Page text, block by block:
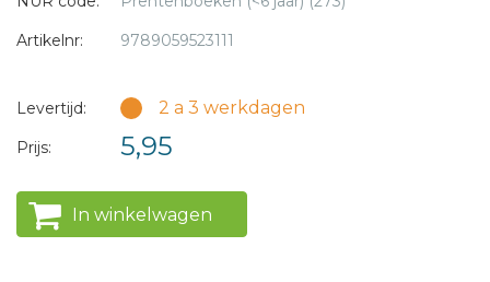
Artikelnr:
9789059523111
Levertijd: 2 a 3 werkdagen
Prijs: 5,95
In winkelwagen